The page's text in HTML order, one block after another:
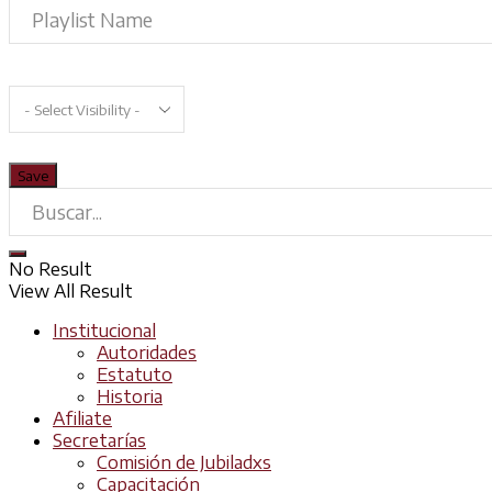
No Result
View All Result
Institucional
Autoridades
Estatuto
Historia
Afiliate
Secretarías
Comisión de Jubiladxs
Capacitación